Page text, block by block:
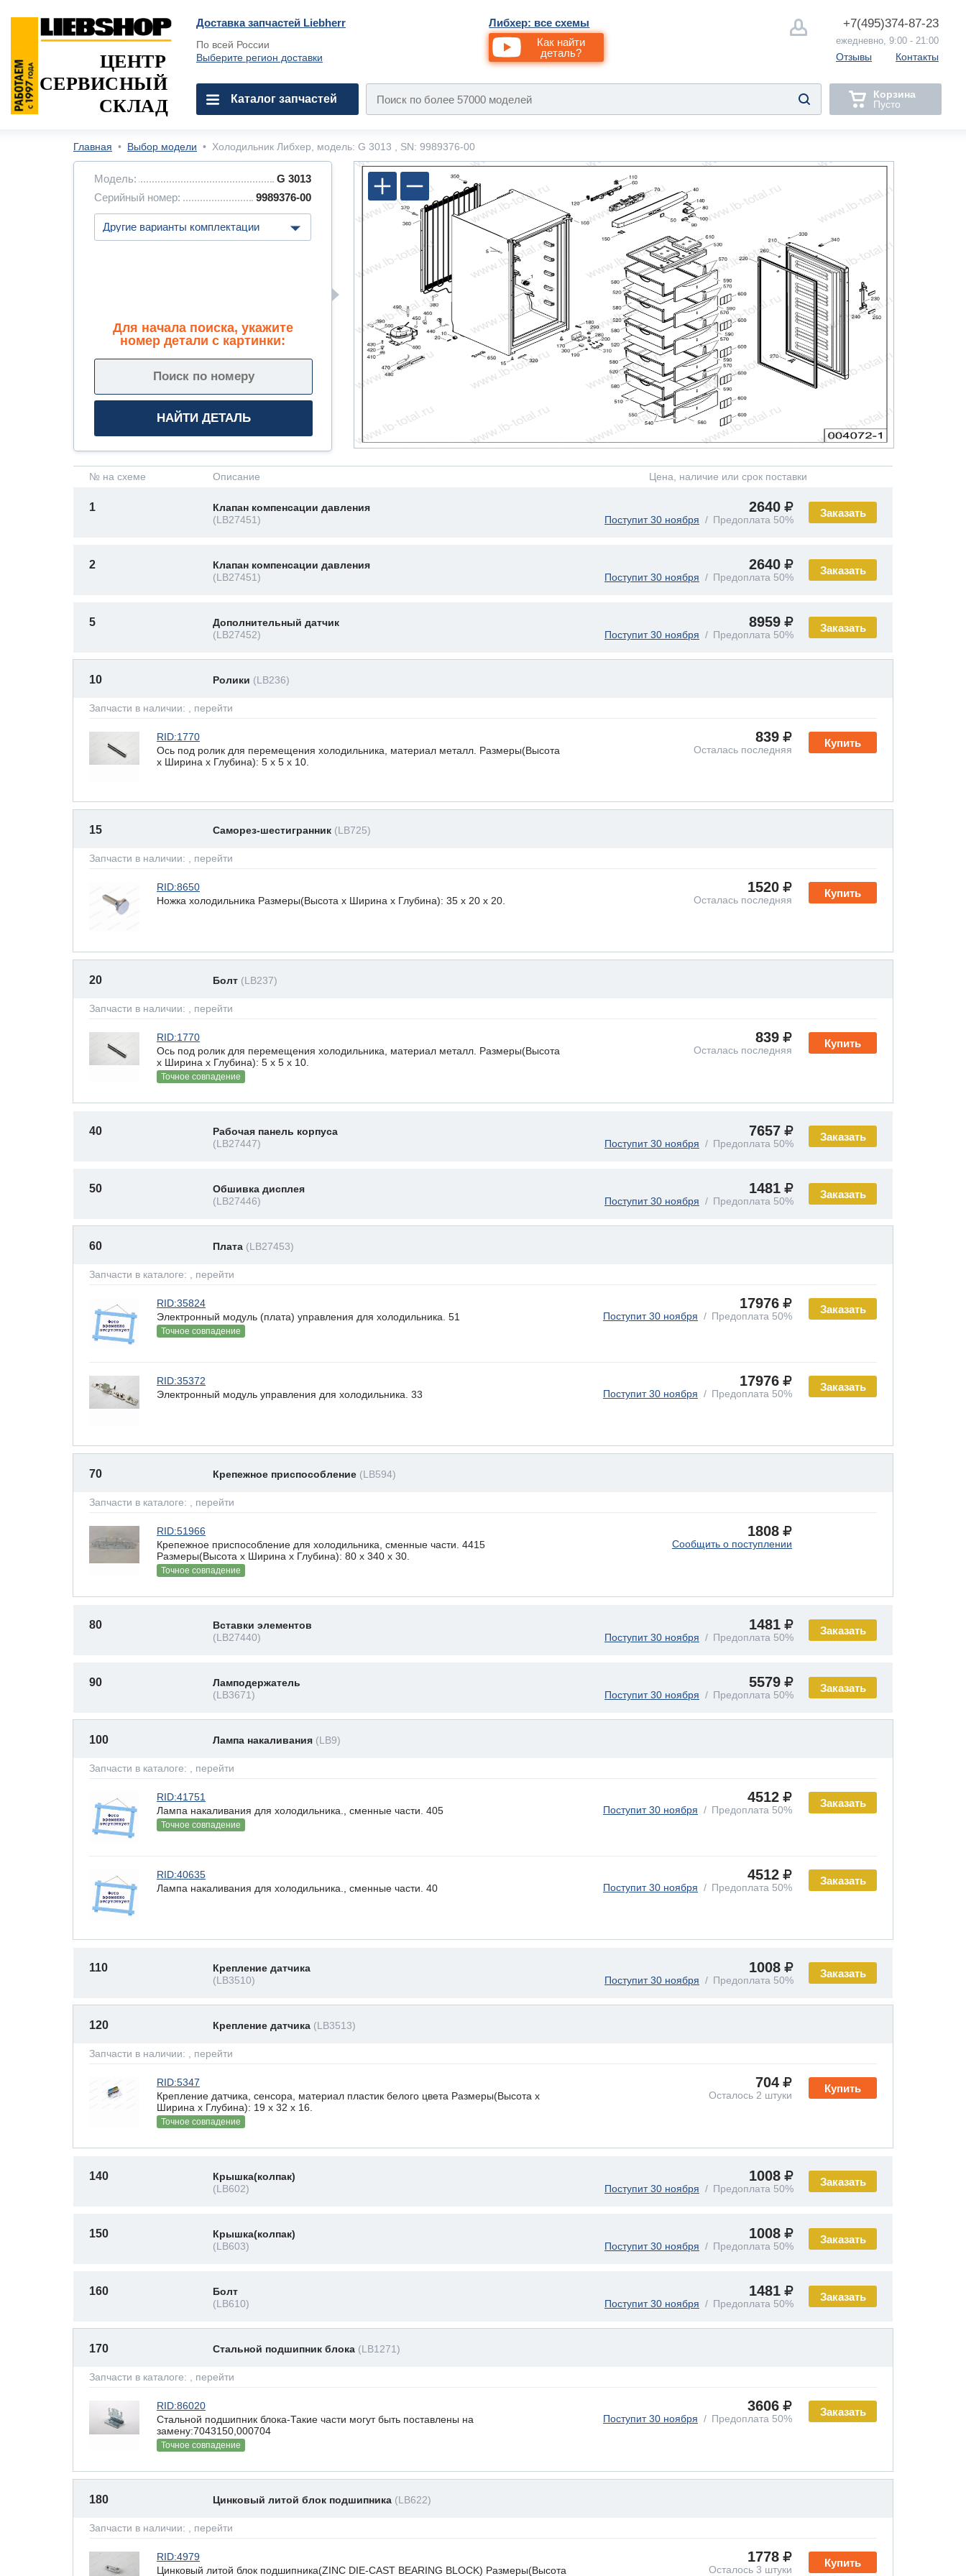
Доставка запчастей Liebherr
По всей России
Выберите регион доставки
Либхер: все схемы
Как найти
деталь?
+7(495)374-87-23
ежедневно, 9:00 - 21:00
Отзывы Контакты
ЦЕНТР
СЕРВИСНЫЙ
СКЛАД
Каталог запчастей
Корзина
Пусто
Главная • Выбор модели • Холодильник Либхер, модель: G 3013 , SN: 9989376-00
Модель:
G 3013
Серийный номер:
9989376-00
Для начала поиска, укажите
номер детали с картинки:
№ на схеме Описание Цена, наличие или срок поставки
Заказать
1
Клапан компенсации давления
(LB27451)
2640
Поступит 30 ноября Предоплата 50%
Заказать
2
Клапан компенсации давления
(LB27451)
2640
Поступит 30 ноября Предоплата 50%
Заказать
5
Дополнительный датчик
(LB27452)
8959
Поступит 30 ноября Предоплата 50%
10 Ролики (LB236)
Запчасти в наличии: , перейти
Купить
RID:1770
Ось под ролик для перемещения холодильника, материал металл. Размеры(Высота
х Ширина х Глубина): 5 x 5 х 10.
839
Осталась последняя
15 Саморез-шестигранник (LB725)
Запчасти в наличии: , перейти
Купить
RID:8650
Ножка холодильника Размеры(Высота х Ширина х Глубина): 35 x 20 х 20.
1520
Осталась последняя
20 Болт (LB237)
Запчасти в наличии: , перейти
Купить
RID:1770
Ось под ролик для перемещения холодильника, материал металл. Размеры(Высота
х Ширина х Глубина): 5 x 5 х 10.
Точное совпадение
839
Осталась последняя
Заказать
40
Рабочая панель корпуса
(LB27447)
7657
Поступит 30 ноября Предоплата 50%
Заказать
50
Обшивка дисплея
(LB27446)
1481
Поступит 30 ноября Предоплата 50%
60 Плата (LB27453)
Запчасти в каталоге: , перейти
Заказать
RID:35824
Электронный модуль (плата) управления для холодильника. 51
Точное совпадение
17976
Поступит 30 ноября Предоплата 50%
Заказать
RID:35372
Электронный модуль управления для холодильника. 33
17976
Поступит 30 ноября Предоплата 50%
70 Крепежное приспособление (LB594)
Запчасти в каталоге: , перейти
RID:51966
Крепежное приспособление для холодильника, сменные части. 4415
Размеры(Высота х Ширина х Глубина): 80 x 340 х 30.
Точное совпадение
1808
Сообщить о поступлении
Заказать
80
Вставки элементов
(LB27440)
1481
Поступит 30 ноября Предоплата 50%
Заказать
90
Ламподержатель
(LB3671)
5579
Поступит 30 ноября Предоплата 50%
100 Лампа накаливания (LB9)
Запчасти в каталоге: , перейти
Заказать
RID:41751
Лампа накаливания для холодильника., сменные части. 405
Точное совпадение
4512
Поступит 30 ноября Предоплата 50%
Заказать
RID:40635
Лампа накаливания для холодильника., сменные части. 40
4512
Поступит 30 ноября Предоплата 50%
Заказать
110
Крепление датчика
(LB3510)
1008
Поступит 30 ноября Предоплата 50%
120 Крепление датчика (LB3513)
Запчасти в наличии: , перейти
Купить
RID:5347
Крепление датчика, сенсора, материал пластик белого цвета Размеры(Высота х
Ширина х Глубина): 19 x 32 х 16.
Точное совпадение
704
Осталось 2 штуки
Заказать
140
Крышка(колпак)
(LB602)
1008
Поступит 30 ноября Предоплата 50%
Заказать
150
Крышка(колпак)
(LB603)
1008
Поступит 30 ноября Предоплата 50%
Заказать
160
Болт
(LB610)
1481
Поступит 30 ноября Предоплата 50%
170 Стальной подшипник блока (LB1271)
Запчасти в каталоге: , перейти
Заказать
RID:86020
Стальной подшипник блока-Такие части могут быть поставлены на
замену:7043150,000704
Точное совпадение
3606
Поступит 30 ноября Предоплата 50%
180 Цинковый литой блок подшипника (LB622)
Запчасти в наличии: , перейти
Купить
RID:4979
Цинковый литой блок подшипника(ZINC DIE-CAST BEARING BLOCK) Размеры(Высота
1778
Осталось 3 штуки